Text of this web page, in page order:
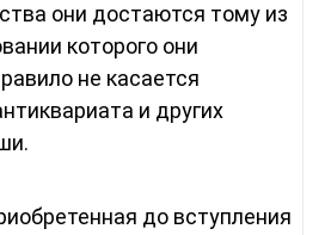
они достаются тому из
которого они
не касается
и других
до вступления